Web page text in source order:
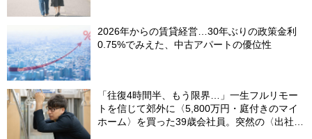
2026年からの賃貸経営…30年ぶりの政策金利
0.75%でみえた、中古アパートの優位性
「往復4時間半、もう限界…」一生フルリモー
トを信じて郊外に〈5,800万円・庭付きのマイ
ホーム〉を買った39歳会社員。突然の〈出社